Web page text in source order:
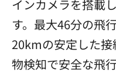
インカメラを搭載
す。最大46分の飛
20kmの安定した
物検知で安全な飛